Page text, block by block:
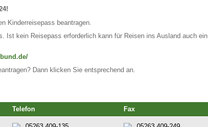
Kinderreisepass beantragen.
Ist kein Reisepass erforderlich kann für Reisen ins Ausland auch ein
Dann klicken Sie entsprechend an.
Telefon Fax